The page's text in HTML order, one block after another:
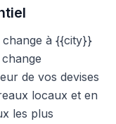
à {{city}}
de vos devises
locaux et en
les plus